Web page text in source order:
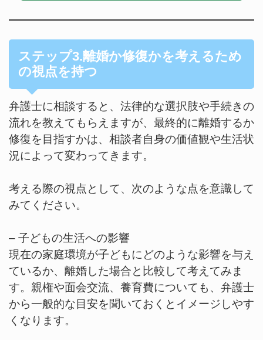
ステップ3.離婚か修復かを考えるため
の視点を持つ
弁護士に相談すると、法律的な選択肢や手続きの
流れを教えてもらえますが、最終的に離婚するか
修復を目指すかは、相談者自身の価値観や生活状
況によって変わってきます。
考える際の視点として、次のような点を意識して
みてください。
– 子どもの生活への影響
現在の家庭環境が子どもにどのような影響を与え
ているか、離婚した場合と比較して考えてみま
す。親権や面会交流、養育費についても、弁護士
から一般的な目安を聞いておくとイメージしやす
くなります。